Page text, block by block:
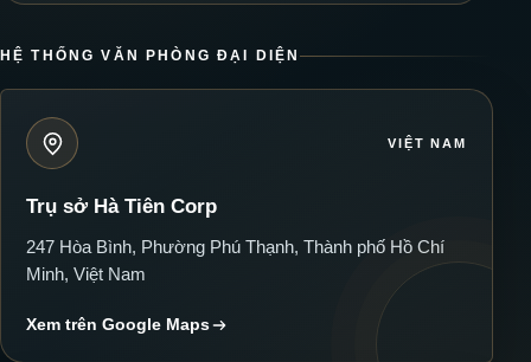
HỆ THỐNG VĂN PHÒNG ĐẠI DIỆN
VIỆT NAM
Trụ sở Hà Tiên Corp
247 Hòa Bình, Phường Phú Thạnh, Thành phố Hồ Chí
Minh, Việt Nam
Xem trên Google Maps